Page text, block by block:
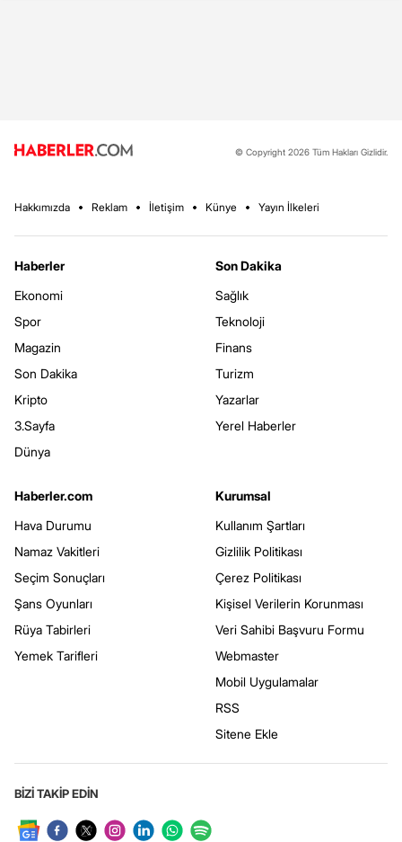
© Copyright 2026 Tüm Hakları Gizlidir.
Hakkımızda Reklam İletişim Künye Yayın İlkeleri
Haberler
Ekonomi
Spor
Magazin
Son Dakika
Kripto
3.Sayfa
Dünya
Son Dakika
Sağlık
Teknoloji
Finans
Turizm
Yazarlar
Yerel Haberler
Haberler.com
Hava Durumu
Namaz Vakitleri
Seçim Sonuçları
Şans Oyunları
Rüya Tabirleri
Yemek Tarifleri
Kurumsal
Kullanım Şartları
Gizlilik Politikası
Çerez Politikası
Kişisel Verilerin Korunması
Veri Sahibi Başvuru Formu
Webmaster
Mobil Uygulamalar
RSS
Sitene Ekle
BİZİ TAKİP EDİN